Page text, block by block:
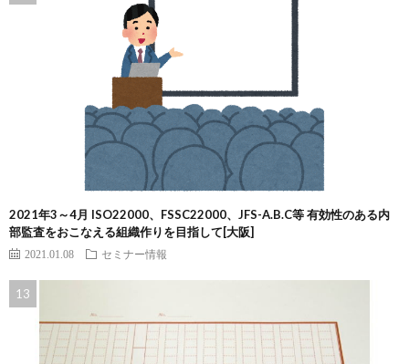
2021年3～4月 ISO22000、FSSC22000、JFS-A.B.C等 有効性のある内
部監査をおこなえる組織作りを目指して[大阪]
2021.01.08 セミナー情報